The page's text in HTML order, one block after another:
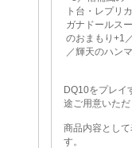
ト台・レプリ
ガナドールス
のおまもり+1
／輝天のハン
DQ10をプレイ
途ご用意いただ
商品内容とし
す。